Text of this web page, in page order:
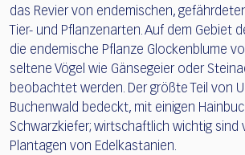
das Revier von endemischen,
Tier- und Pflanzenarten. Auf dem Gebiet
die endemische Pflanze Glockenblume
seltene Vögel wie Gänsegeier oder
beobachtet werden. Der größte Teil von
Buchenwald bedeckt, mit einigen
Schwarzkiefer; wirtschaftlich wichtig sind
Plantagen von Edelkastanien.